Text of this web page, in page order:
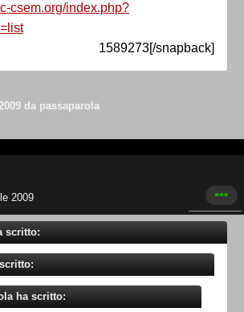
csem.org/index.php?
1589273[/snapback]
da passaparola
2009
scritto:
ha scritto: